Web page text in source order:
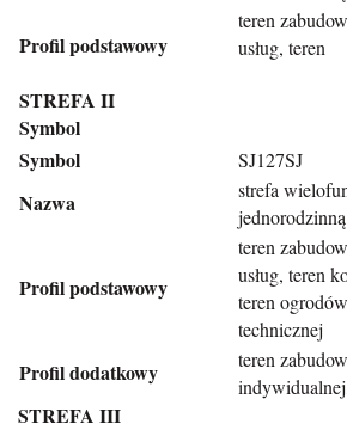
Profil podstawowy
teren
usług, teren
STREFA II
Symbol
Symbol
SJ127SJ
Nazwa
strefa
jednorodzinną
Profil podstawowy
teren
usług, teren
teren
technicznej
Profil dodatkowy
teren
STREFA III